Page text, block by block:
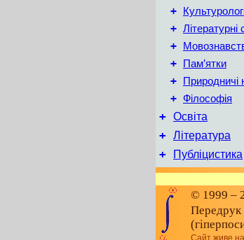
+
+ Літературні
+
+ Пам’ятки
+ Природничі
+ Філософія
+ Освіта
+ Література
+ Публіцистика
© 1999 –
Передрук
Сайт живе на